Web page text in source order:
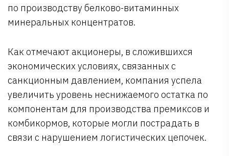
по производству белково-витаминных
минеральных концентратов.
Как отмечают акционеры, в сложившихся
экономических условиях, связанных с
санкционным давлением, компания успела
увеличить уровень неснижаемого остатка по
компонентам для производства премиксов и
комбикормов, которые могли пострадать в
связи с нарушением логистических цепочек.